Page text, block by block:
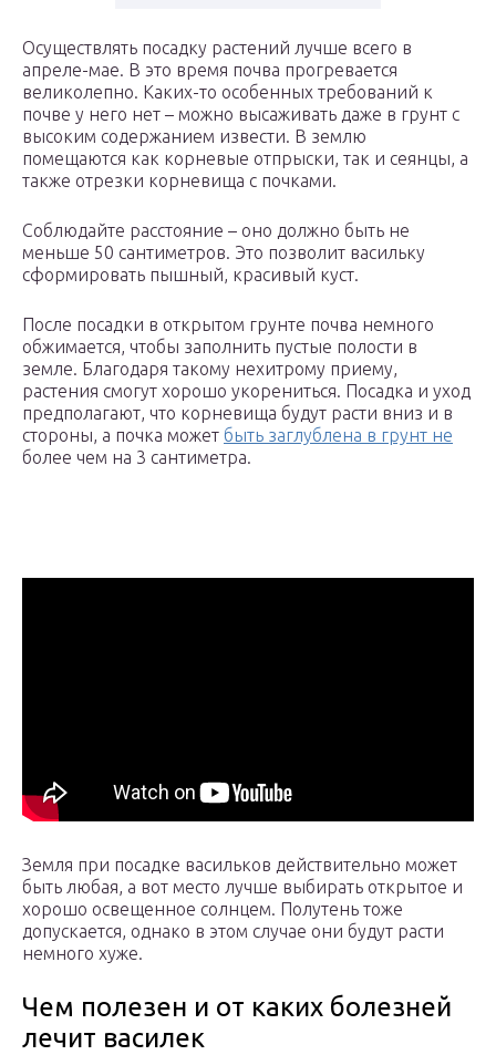
Осуществлять посадку растений лучше всего в
апреле-мае. В это время почва прогревается
великолепно. Каких-то особенных требований к
почве у него нет – можно высаживать даже в грунт с
высоким содержанием извести. В землю
помещаются как корневые отпрыски, так и сеянцы, а
также отрезки корневища с почками.
Соблюдайте расстояние – оно должно быть не
меньше 50 сантиметров. Это позволит васильку
сформировать пышный, красивый куст.
После посадки в открытом грунте почва немного
обжимается, чтобы заполнить пустые полости в
земле. Благодаря такому нехитрому приему,
растения смогут хорошо укорениться. Посадка и уход
предполагают, что корневища будут расти вниз и в
стороны, а почка может быть заглублена в грунт не
более чем на 3 сантиметра.
Земля при посадке васильков действительно может
быть любая, а вот место лучше выбирать открытое и
хорошо освещенное солнцем. Полутень тоже
допускается, однако в этом случае они будут расти
немного хуже.
Чем полезен и от каких болезней
лечит василек